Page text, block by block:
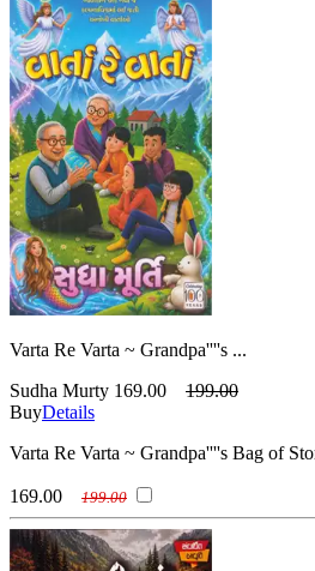
Varta Re Varta ~ Grandpa''''s ...
Sudha Murty 169.00
199.00
BuyDetails
Varta Re Varta ~ Grandpa''''s Bag of
169.00 199.00